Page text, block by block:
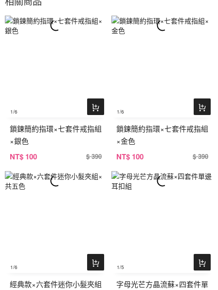
1/6
鎖鍊簡約指環×七套件戒指組
×銀色
NT$ 100 $ 390
1/6
鎖鍊簡約指環×七套件戒指組
×金色
NT$ 100 $ 390
1/6
經典款×六套件迷你小髮夾組
1/5
字母光芒方晶流蘇×四套件單